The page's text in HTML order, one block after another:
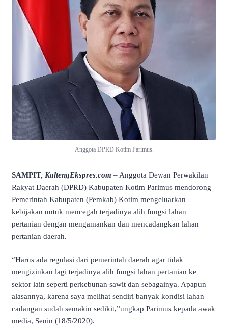
Anggota DPRD Kotim Parimus.
SAMPIT, KaltengEkspres.com – Anggota Dewan Perwakilan
Rakyat Daerah (DPRD) Kabupaten Kotim Parimus mendorong
Pemerintah Kabupaten (Pemkab) Kotim mengeluarkan
kebijakan untuk mencegah terjadinya alih fungsi lahan
pertanian dengan mengamankan dan mencadangkan lahan
pertanian daerah.
“Harus ada regulasi dari pemerintah daerah agar tidak
mengizinkan lagi terjadinya alih fungsi lahan pertanian ke
sektor lain seperti perkebunan sawit dan sebagainya. Apapun
alasannya, karena saya melihat sendiri banyak kondisi lahan
cadangan sudah semakin sedikit,”ungkap Parimus kepada awak
media, Senin (18/5/2020).